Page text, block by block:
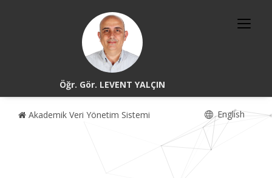
Öğr. Gör. LEVENT YALÇIN
Akademik Veri Yönetim Sistemi English